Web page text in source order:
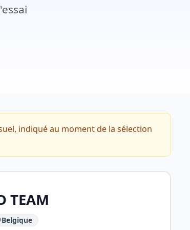
indiqué au moment de la sélection
TEAM
Belgique